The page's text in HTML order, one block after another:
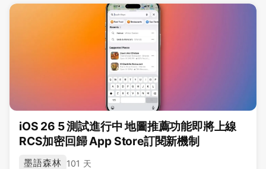
iOS 26 5 測試進行中 地圖推薦功能即將上線
RCS加密回歸 App Store訂閱新機制
墨語森林 101 天